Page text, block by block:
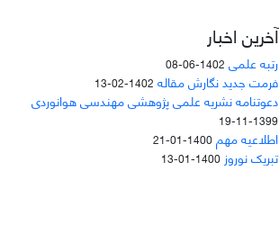
آخرین اخبار
رتبه علمی 1402-06-08
فرمت جدید نگارش مقاله 1402-02-13
دعوتنامه نشریه علمی پژوهشی مهندسی هوانوردی
1399-11-19
اطلاعیه مهم1400-01-21
تبریک نوروز 1400-01-13